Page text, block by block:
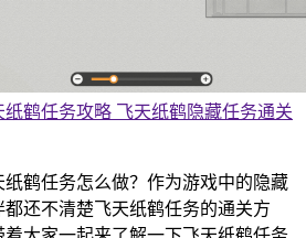
鹤任务攻略 飞天纸鹤隐藏任务通关
纸鹤任务怎么做？作为游戏中的隐藏
还不清楚飞天纸鹤任务的通关方